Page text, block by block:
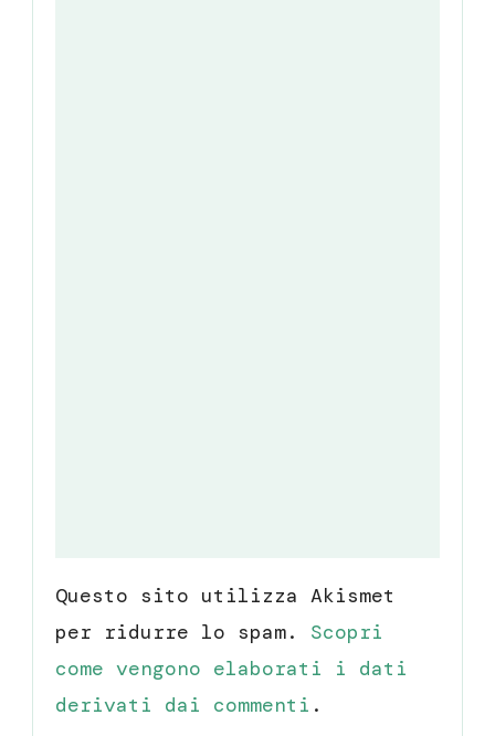
Questo sito utilizza Akismet
per ridurre lo spam. Scopri
come vengono elaborati i dati
derivati dai commenti .